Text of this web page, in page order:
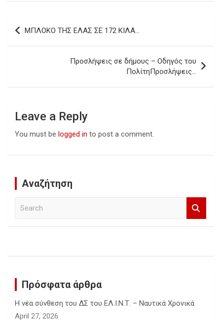
Post
navigation
ΜΠΛΟΚΟ ΤΗΣ ΕΛΑΣ ΣΕ 172 ΚΙΛΑ…
Προσλήψεις σε δήμους – Οδηγός του
ΠολίτηΠροσλήψεις…
Leave a Reply
You must be logged in to post a comment.
Αναζήτηση
h
Πρόσφατα άρθρα
Η νέα σύνθεση του ΔΣ του ΕΛ.Ι.Ν.Τ. – Ναυτικά Χρονικά
April 27, 2026